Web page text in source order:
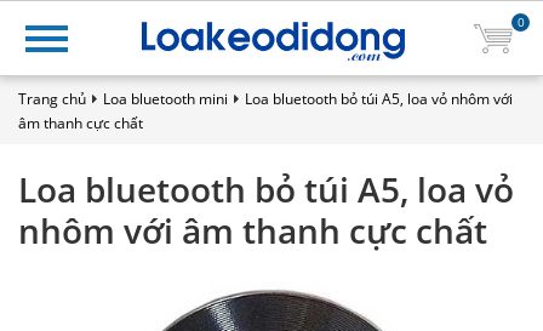
0
Trang chủ Loa bluetooth mini
Loa bluetooth bỏ túi A5, loa vỏ nhôm với
âm thanh cực chất
Loa bluetooth bỏ túi A5, loa vỏ
nhôm với âm thanh cực chất